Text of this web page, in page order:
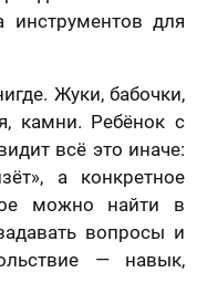
для
Жуки, бабочки,
камни. Ребёнок с
всё это иначе:
а конкретное
можно найти в
вопросы и
— навык,